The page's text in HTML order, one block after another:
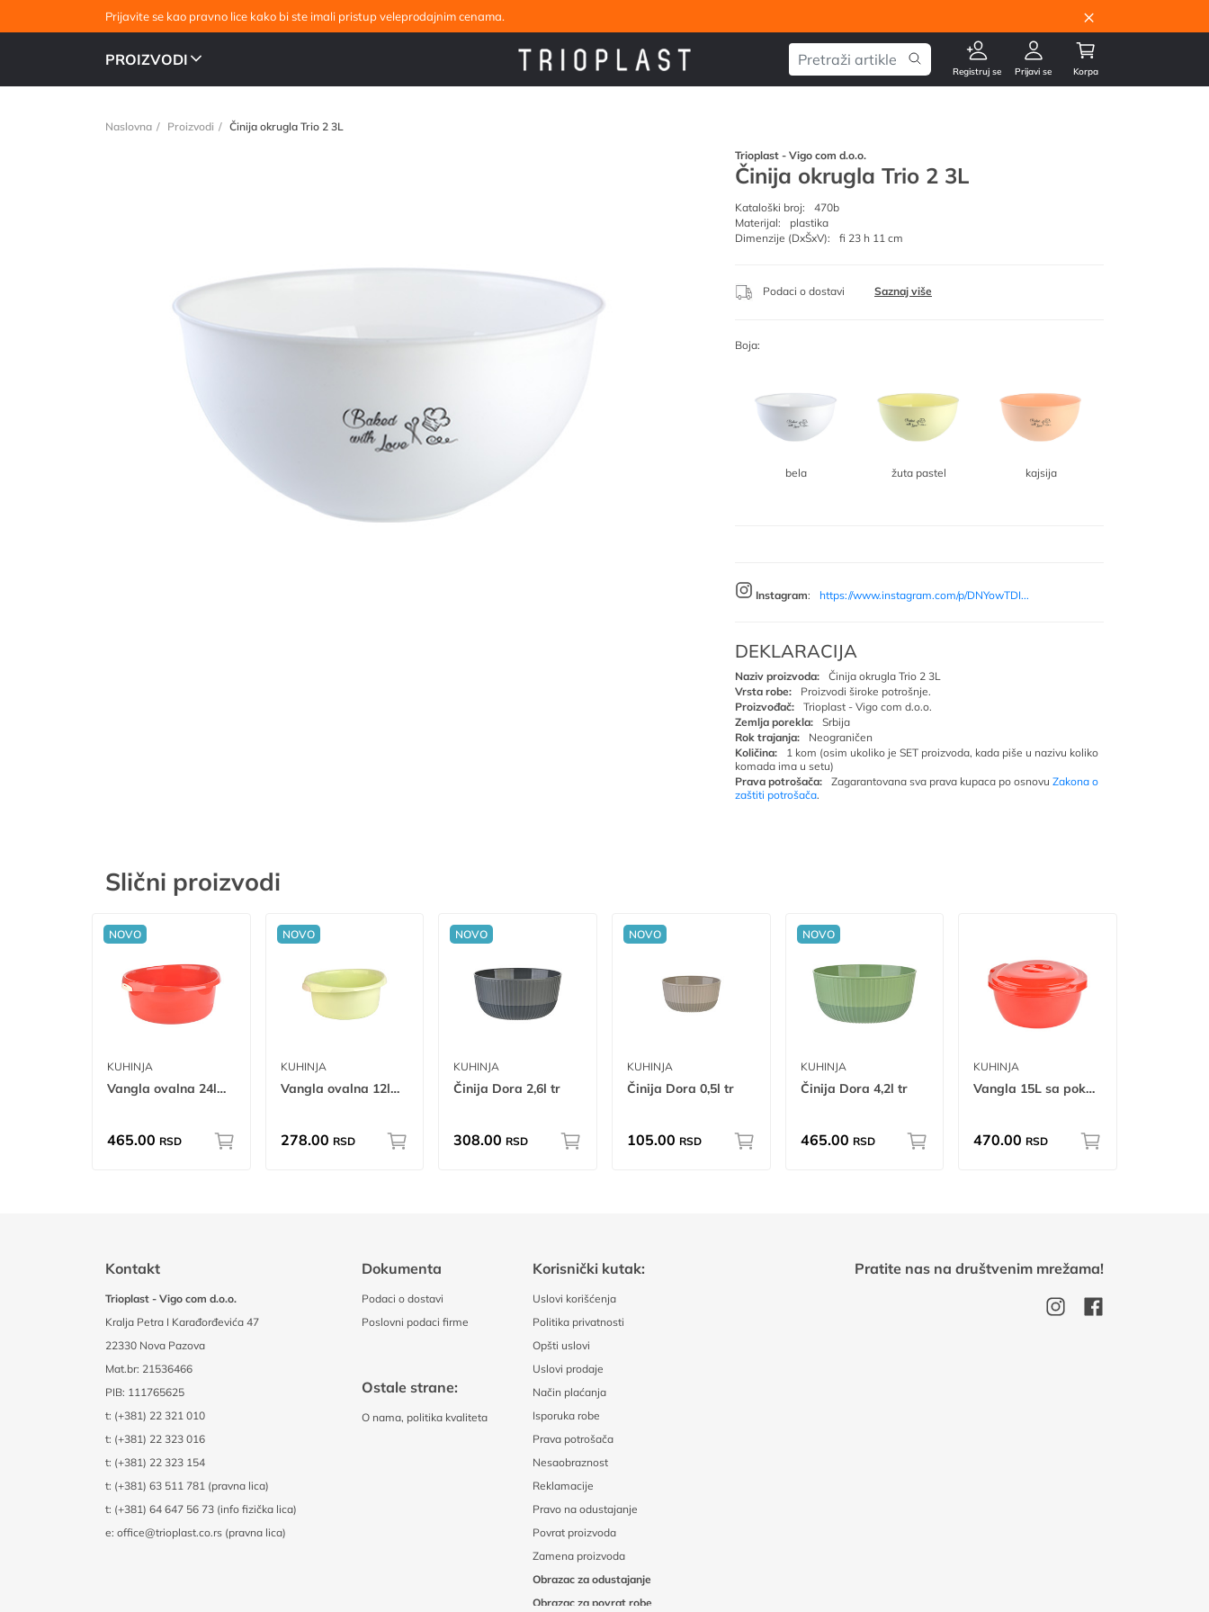
Prijavite se kao pravno lice kako bi ste imali pristup veleprodajnim cenama. ×
PROIZVODI
Registruj se Prijavi se Korpa
Naslovna Proizvodi Činija okrugla Trio 2 3L
Trioplast - Vigo com d.o.o.
Činija okrugla Trio 2 3L
Kataloški broj:
470b
Materijal:
plastika
Dimenzije (DxŠxV):
fi 23 h 11 cm
Podaci o dostavi Saznaj više
Boja:
bela žuta pastel kajsija
Instagram: https://www.instagram.com/p/DNYowTDI...
DEKLARACIJA
Naziv proizvoda:
Činija okrugla Trio 2 3L
Vrsta robe:
Proizvodi široke potrošnje.
Proizvođač:
Trioplast - Vigo com d.o.o.
Zemlja porekla:
Srbija
Rok trajanja:
Neograničen
Količina:
1 kom (osim ukoliko je SET proizvoda, kada piše u nazivu koliko
komada ima u setu)
Prava potrošača:
Zagarantovana sva prava kupaca po osnovu Zakona o
zaštiti potrošača.
Slični proizvodi
NOVO
KUHINJA
Vangla ovalna 24l 24L
465.00 RSD
NOVO
KUHINJA
Vangla ovalna 12l 12L
278.00 RSD
NOVO
KUHINJA
Činija Dora 2,6l tr
308.00 RSD
NOVO
KUHINJA
Činija Dora 0,5l tr
105.00 RSD
NOVO
KUHINJA
Činija Dora 4,2l tr
465.00 RSD
KUHINJA
Vangla 15L sa poklopcem 15L
470.00 RSD
Kontakt
Trioplast - Vigo com d.o.o.
Kralja Petra I Karađorđevića 47
22330 Nova Pazova
Mat.br: 21536466
PIB: 111765625
t: (+381) 22 321 010
t: (+381) 22 323 016
t: (+381) 22 323 154
t: (+381) 63 511 781 (pravna lica)
t: (+381) 64 647 56 73 (info fizička lica)
e: office@trioplast.co.rs (pravna lica)
Dokumenta
Podaci o dostavi
Poslovni podaci firme
Ostale strane:
O nama, politika kvaliteta
Korisnički kutak:
Uslovi korišćenja
Politika privatnosti
Opšti uslovi
Uslovi prodaje
Način plaćanja
Isporuka robe
Prava potrošača
Nesaobraznost
Reklamacije
Pravo na odustajanje
Povrat proizvoda
Zamena proizvoda
Obrazac za odustajanje
Obrazac za povrat robe
Pratite nas na društvenim mrežama!